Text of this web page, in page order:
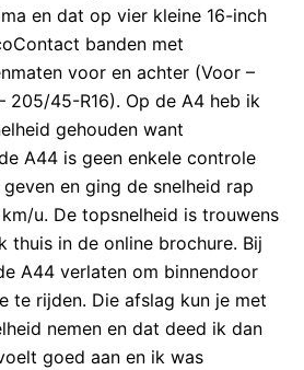
en dat op vier kleine 16-inch
banden met
voor en achter (Voor –
205/45-R16). Op de A4 heb ik
gehouden want
A44 is geen enkele controle
en ging de snelheid rap
u. De topsnelheid is trouwens
thuis in de online brochure. Bij
A44 verlaten om binnendoor
te rijden. Die afslag kun je met
nemen en dat deed ik dan
goed aan en ik was